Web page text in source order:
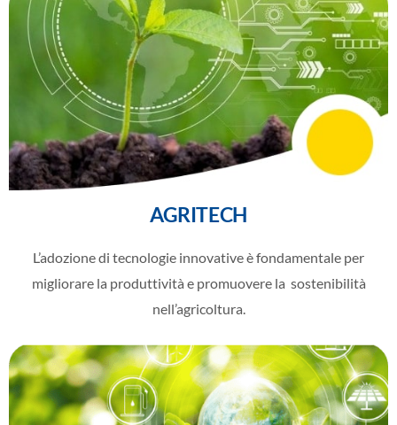
AGRITECH
L’adozione di tecnologie innovative è fondamentale per
migliorare la produttività e promuovere la sostenibilità
nell’agricoltura.